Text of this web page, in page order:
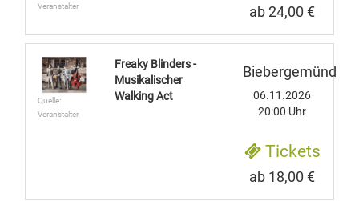
Veranstalter
ab 24,00 €
Quelle:
Veranstalter
Freaky Blinders -
Musikalischer
Walking Act
Biebergemünd
06.11.2026
20:00 Uhr
Tickets
ab 18,00 €